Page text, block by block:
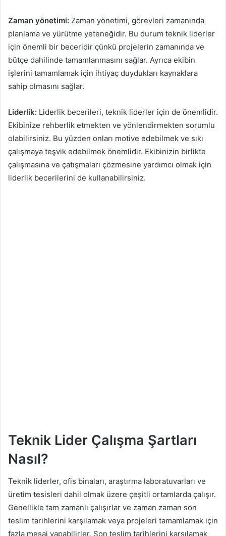
Zaman yönetimi: Zaman yönetimi, görevleri zamanında
planlama ve yürütme yeteneğidir. Bu durum teknik liderler
için önemli bir beceridir çünkü projelerin zamanında ve
bütçe dahilinde tamamlanmasını sağlar. Ayrıca ekibin
işlerini tamamlamak için ihtiyaç duydukları kaynaklara
sahip olmasını sağlar.
Liderlik: Liderlik becerileri, teknik liderler için de önemlidir.
Ekibinize rehberlik etmekten ve yönlendirmekten sorumlu
olabilirsiniz. Bu yüzden onları motive edebilmek ve sıkı
çalışmaya teşvik edebilmek önemlidir. Ekibinizin birlikte
çalışmasına ve çatışmaları çözmesine yardımcı olmak için
liderlik becerilerini de kullanabilirsiniz.
Teknik Lider Çalışma Şartları
Nasıl?
Teknik liderler, ofis binaları, araştırma laboratuvarları ve
üretim tesisleri dahil olmak üzere çeşitli ortamlarda çalışır.
Genellikle tam zamanlı çalışırlar ve zaman zaman son
teslim tarihlerini karşılamak veya projeleri tamamlamak için
fazla mesai yapabilirler. Son teslim tarihlerini karşılamak